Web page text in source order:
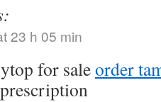
23 h 05 min
for saleorder